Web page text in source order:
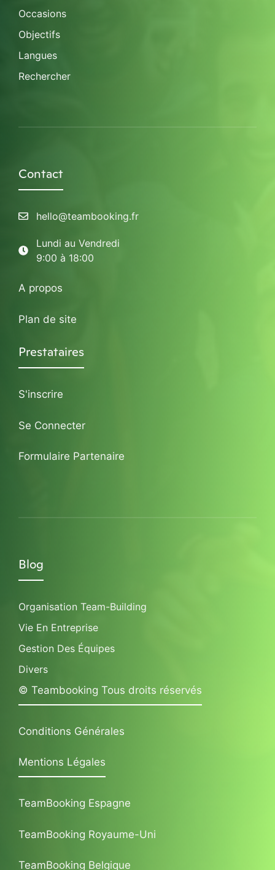
Occasions
Objectifs
Langues
Rechercher
Contact
hello@teambooking.fr
Lundi au Vendredi
9:00 à 18:00
A propos
Plan de site
Prestataires
S'inscrire
Se Connecter
Formulaire Partenaire
Blog
Organisation Team-Building
Vie En Entreprise
Gestion Des Équipes
Divers
© Teambooking Tous droits réservés
Conditions Générales
Mentions Légales
TeamBooking Espagne
TeamBooking Royaume-Uni
TeamBooking Belgique